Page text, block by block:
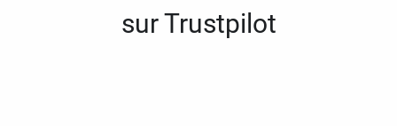
sur Trustpilot